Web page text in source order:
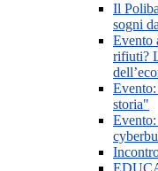
Il
sogni
Evento
rifiuti?
storia"